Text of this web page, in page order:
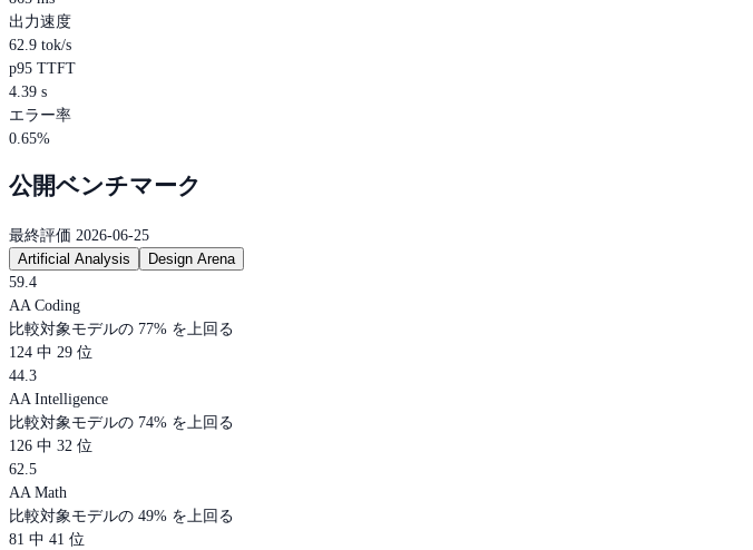
出力速度
62.9 tok/s
p95 TTFT
4.39 s
エラー率
0.65%
公開ベンチマーク
最終評価 2026-06-25
Artificial Analysis
Design Arena
59.4
AA Coding
比較対象モデルの 77% を上回る
124 中 29 位
44.3
AA Intelligence
比較対象モデルの 74% を上回る
126 中 32 位
62.5
AA Math
比較対象モデルの 49% を上回る
81 中 41 位